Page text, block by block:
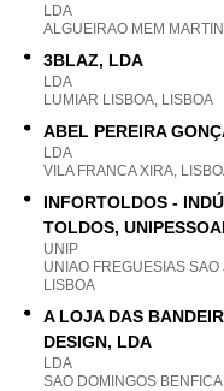
LDA
ALGUEIRAO MEM
3BLAZ, LDA
LDA
LUMIAR LISBOA, LISBOA
ABEL PEREIRA
LDA
VILA FRANCA XIRA,
INFORTOLDOS -
TOLDOS,
UNIP
UNIAO FREGUESIAS
LISBOA
A LOJA DAS
DESIGN, LDA
LDA
SAO DOMINGOS